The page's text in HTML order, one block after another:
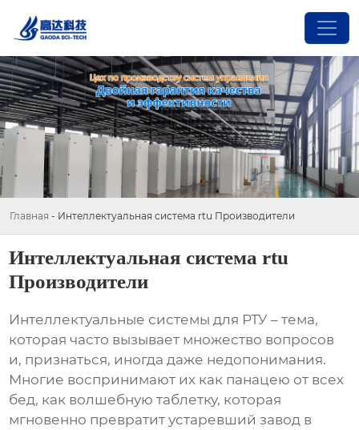
Главная - Интеллектуальная система rtu Производители
Интеллектуальная система rtu
Производители
Интеллектуальные системы для РТУ – тема,
которая часто вызывает множество вопросов
и, признаться, иногда даже недопонимания.
Многие воспринимают их как панацею от всех
бед, как волшебную таблетку, которая
мгновенно превратит устаревший завод в